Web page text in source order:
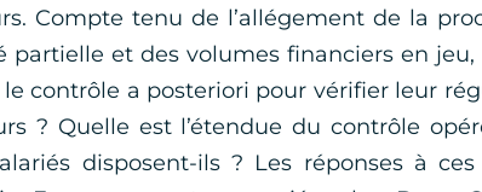
Compte tenu de l’allégement de la
partielle et des volumes financiers en
contrôle a posteriori pour vérifier leur
? Quelle est l’étendue du contrôle
disposent-ils ? Les réponses à